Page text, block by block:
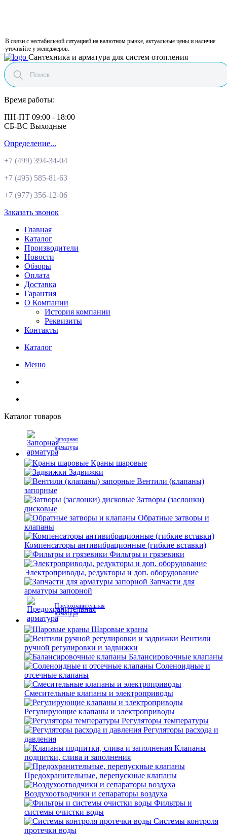
В связи с нестабильной ситуацией на валютном рынке, актуальные цены и наличие
уточняйте у менеджеров.
Сантехника и арматура для систем отопления
Время работы:
ПН-ПТ 09:00 - 18:00
СБ-ВС Выходные
Определение...
+7 (499) 394-34-04
+7 (495) 585-81-63
+7 (977) 356-12-06
Заказать звонок
Главная
Каталог
Производители
Новости
Обзоры
Оплата
Доставка
Гарантия
О Компании
История компании
Реквизиты
Контакты
Каталог
Меню
Каталог товаров
Запорная
арматура
Краны шаровые
Задвижки
Вентили (клапаны)
запорные
Затворы (заслонки)
дисковые
Обратные затворы и
клапаны
Компенсаторы антивибрационные (гибкие вставки)
Фильтры и грязевики
Электроприводы, редукторы и доп. оборудование
Запчасти для
арматуры запорной
Предохранительная
арматура
Шаровые краны
Вентили
ручной регулировки и задвижки
Балансировочные клапаны
Соленоидные и
отсечные клапаны
Смесительные клапаны и электроприводы
Регулирующие клапаны и электроприводы
Регуляторы температуры
Регуляторы расхода и
давления
Клапаны
подпитки, слива и заполнения
Предохранительные, перепускные клапаны
Воздухоотводчики и сепараторы воздуха
Фильтры и
системы очистки воды
Системы контроля
протечки воды